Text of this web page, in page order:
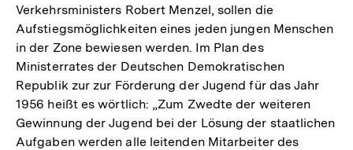
Verkehrsministers Robert Menzel, sollen die
Aufstiegsmöglichkeiten eines jeden jungen Menschen
in der Zone bewiesen werden. Im Plan des
Ministerrates der Deutschen Demokratischen
Republik zur zur Förderung der Jugend für das Jahr
1956 heißt es wörtlich: „Zum Zwedte der weiteren
Gewinnung der Jugend bei der Lösung der staatlichen
Aufgaben werden alle leitenden Mitarbeiter des